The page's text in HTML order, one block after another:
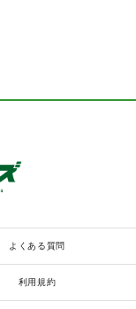
よくある質問
利用規約